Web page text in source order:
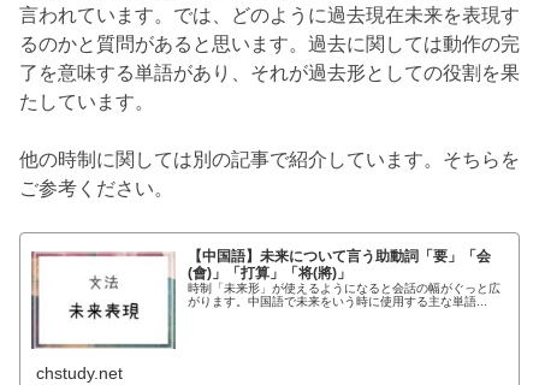
言われています。では、どのように過去現在未来を表現す
るのかと質問があると思います。過去に関しては動作の完
了を意味する単語があり、それが過去形としての役割を果
たしています。
他の時制に関しては別の記事で紹介しています。そちらを
ご参考ください。
【中国語】未来について言う助動詞「要」「会
(會)」「打算」「将(將)」
時制「未来形」が使えるようになると会話の幅がぐっと広
がります。中国語で未来をいう時に使用する主な単語...
chstudy.net